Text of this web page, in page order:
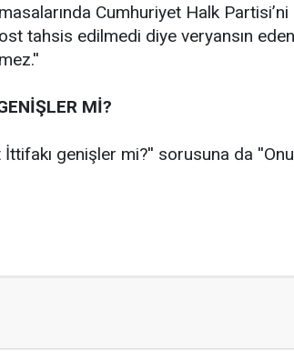
Cumhuriyet Halk
tahsis edilmedi diye veryansın
Mİ?
İttifakı genişler mi?'' sorusuna da